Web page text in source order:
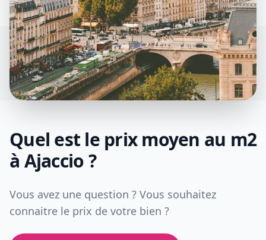
Quel est le prix moyen au m2
à Ajaccio?
Vous avez une question ? Vous souhaitez
connaitre le prix de votre bien ?